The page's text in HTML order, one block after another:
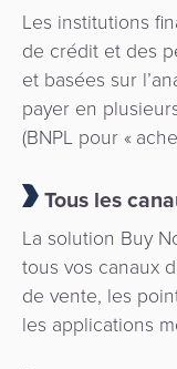
Les institutions
de crédit et des
et basées sur
payer en
(BNPL pour «
Tous les
La solution Buy
tous vos canaux
de vente, les
les applications